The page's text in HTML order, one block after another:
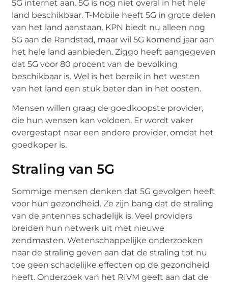
5G internet aan. 5G is nog niet overal in het hele
land beschikbaar. T-Mobile heeft 5G in grote delen
van het land aanstaan. KPN biedt nu alleen nog
5G aan de Randstad, maar wil 5G komend jaar aan
het hele land aanbieden. Ziggo heeft aangegeven
dat 5G voor 80 procent van de bevolking
beschikbaar is. Wel is het bereik in het westen
van het land een stuk beter dan in het oosten.
Mensen willen graag de goedkoopste provider,
die hun wensen kan voldoen. Er wordt vaker
overgestapt naar een andere provider, omdat het
goedkoper is.
Straling van 5G
Sommige mensen denken dat 5G gevolgen heeft
voor hun gezondheid. Ze zijn bang dat de straling
van de antennes schadelijk is. Veel providers
breiden hun netwerk uit met nieuwe
zendmasten. Wetenschappelijke onderzoeken
naar de straling geven aan dat de straling tot nu
toe geen schadelijke effecten op de gezondheid
heeft. Onderzoek van het RIVM geeft aan dat de